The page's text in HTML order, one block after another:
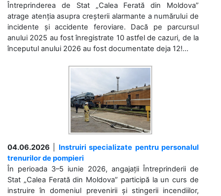
Întreprinderea de Stat „Calea Ferată din Moldova”
atrage atenția asupra creșterii alarmante a numărului de
incidente și accidente feroviare. Dacă pe parcursul
anului 2025 au fost înregistrate 10 astfel de cazuri, de la
începutul anului 2026 au fost documentate deja 12!...
04.06.2026
Instruiri specializate pentru personalul
trenurilor de pompieri
În perioada 3–5 iunie 2026, angajații Întreprinderii de
Stat „Calea Ferată din Moldova” participă la un curs de
instruire în domeniul prevenirii și stingerii incendiilor,